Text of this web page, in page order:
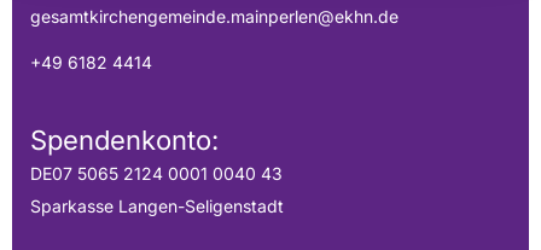
gesamtkirchengemeinde.mainperlen@ekhn.de
+49 6182 4414
Spendenkonto:
DE07 5065 2124 0001 0040 43
Sparkasse Langen-Seligenstadt